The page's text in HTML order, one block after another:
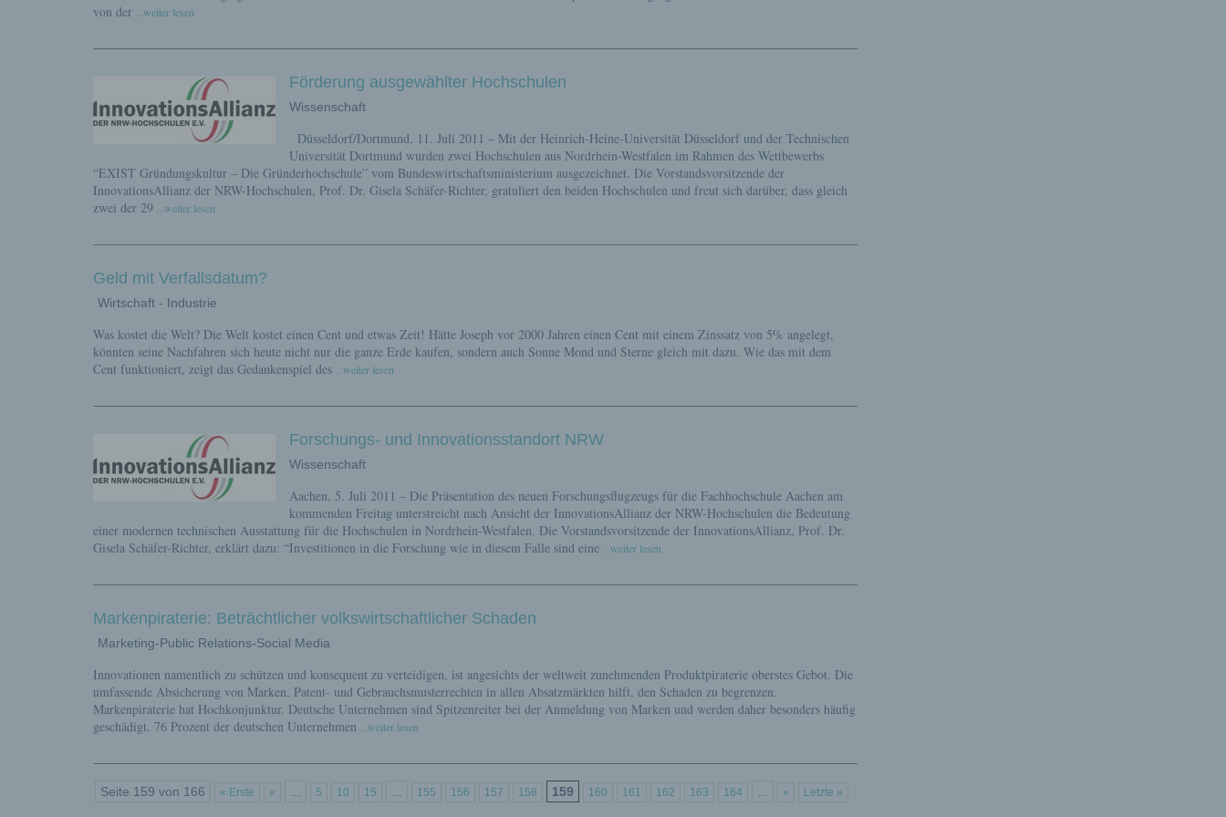
von der ...weiter lesen
Förderung ausgewählter Hochschulen
Wissenschaft
Düsseldorf/Dortmund, 11. Juli 2011 – Mit der Heinrich-Heine-Universität Düsseldorf und der Technischen
Universität Dortmund wurden zwei Hochschulen aus Nordrhein-Westfalen im Rahmen des Wettbewerbs
“EXIST Gründungskultur – Die Gründerhochschule” vom Bundeswirtschaftsministerium ausgezeichnet. Die Vorstandsvorsitzende der
InnovationsAllianz der NRW-Hochschulen, Prof. Dr. Gisela Schäfer-Richter, gratuliert den beiden Hochschulen und freut sich darüber, dass gleich
zwei der 29 ...weiter lesen
Geld mit Verfallsdatum?
Wirtschaft - Industrie
Was kostet die Welt? Die Welt kostet einen Cent und etwas Zeit! Hätte Joseph vor 2000 Jahren einen Cent mit einem Zinssatz von 5% angelegt,
könnten seine Nachfahren sich heute nicht nur die ganze Erde kaufen, sondern auch Sonne Mond und Sterne gleich mit dazu. Wie das mit dem
Cent funktioniert, zeigt das Gedankenspiel des ...weiter lesen
Forschungs- und Innovationsstandort NRW
Wissenschaft
Aachen, 5. Juli 2011 – Die Präsentation des neuen Forschungsflugzeugs für die Fachhochschule Aachen am
kommenden Freitag unterstreicht nach Ansicht der InnovationsAllianz der NRW-Hochschulen die Bedeutung
einer modernen technischen Ausstattung für die Hochschulen in Nordrhein-Westfalen. Die Vorstandsvorsitzende der InnovationsAllianz, Prof. Dr.
Gisela Schäfer-Richter, erklärt dazu: “Investitionen in die Forschung wie in diesem Falle sind eine ...weiter lesen
Markenpiraterie: Beträchtlicher volkswirtschaftlicher Schaden
Marketing-Public Relations-Social Media
Innovationen namentlich zu schützen und konsequent zu verteidigen, ist angesichts der weltweit zunehmenden Produktpiraterie oberstes Gebot. Die
umfassende Absicherung von Marken, Patent- und Gebrauchsmusterrechten in allen Absatzmärkten hilft, den Schaden zu begrenzen.
Markenpiraterie hat Hochkonjunktur. Deutsche Unternehmen sind Spitzenreiter bei der Anmeldung von Marken und werden daher besonders häufig
geschädigt. 76 Prozent der deutschen Unternehmen ...weiter lesen
Seite 159 von 166 « Erste « 5 10 15 155 156 157 158 159 160 161 162 163 164 » Letzte »